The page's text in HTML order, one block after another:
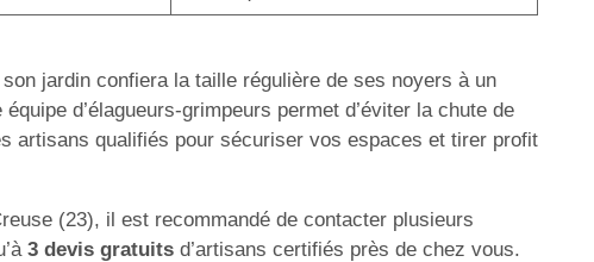
jardin confiera la taille régulière de ses noyers à un
d’élagueurs-grimpeurs permet d’éviter la chute de
artisans qualifiés pour sécuriser vos espaces et tirer profit
(23), il est recommandé de contacter plusieurs
3 devis gratuits d’artisans certifiés près de chez vous.